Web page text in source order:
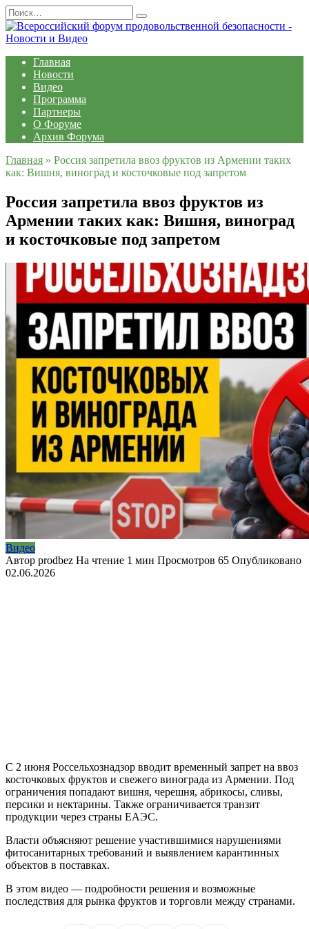
Перейти
к
содержанию
Search
for:
Главная
Новости
Видео
Программа
Партнеры
О Форуме
Архив Форума
Главная » Россия запретила ввоз фруктов из Армении таких
как: Вишня, виноград и косточковые под запретом
Россия запретила ввоз фруктов из
Армении таких как: Вишня, виноград
и косточковые под запретом
Видео
Автор prodbez На чтение 1 мин Просмотров 65 Опубликовано
02.06.2026
С 2 июня Россельхознадзор вводит временный запрет на ввоз
косточковых фруктов и свежего винограда из Армении. Под
ограничения попадают вишня, черешня, абрикосы, сливы,
персики и нектарины. Также ограничивается транзит
продукции через страны ЕАЭС.
Власти объясняют решение участившимися нарушениями
фитосанитарных требований и выявлением карантинных
объектов в поставках.
В этом видео — подробности решения и возможные
последствия для рынка фруктов и торговли между странами.